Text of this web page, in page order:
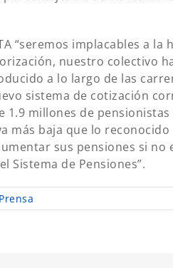
“seremos implacables a
nuestro colectivo
a lo largo de las
sistema de cotización
1.9 millones de
más baja que lo
sus pensiones si no
Sistema de Pensiones”.
Prensa